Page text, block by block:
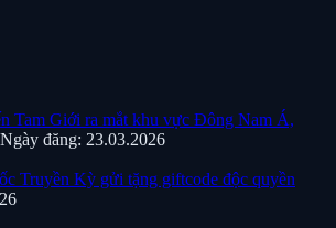
Tam Giới ra mắt khu vực Đông Nam Á,
Ngày đăng: 23.03.2026
Truyền Kỳ gửi tặng giftcode độc quyền